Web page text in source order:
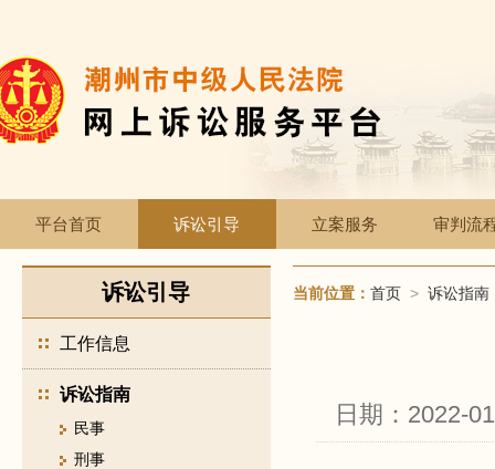
平台首页 诉讼引导 立案服务 审判流
诉讼引导
工作信息
诉讼指南
民事
刑事
当前位置： 首页 > 诉讼指南
日期：2022-